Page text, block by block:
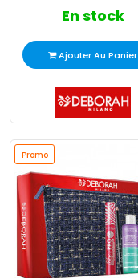
En stock
Ajouter Au Panier
Promo